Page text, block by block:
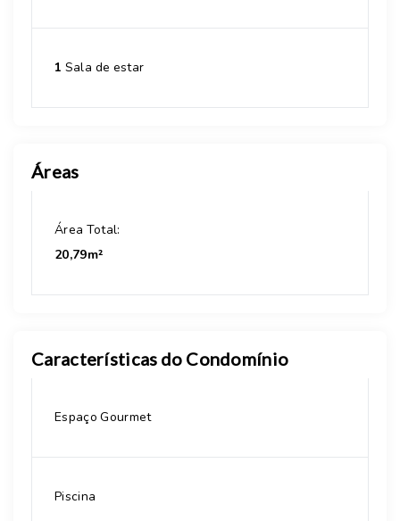
1 Sala de estar
Áreas
Área Total:
20,79m²
Características do Condomínio
Espaço Gourmet
Piscina